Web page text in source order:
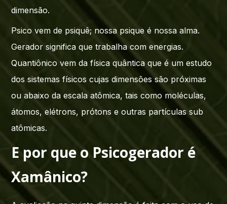
dimensão.
Psico vem de psiquê; nossa psique é nossa alma.
Gerador significa que trabalha com energias.
Quantiônico vem da física quântica que é um estudo
dos sistemas físicos cujas dimensões são próximas
ou abaixo da escala atômica, tais como moléculas,
átomos, elétrons, prótons e outras partículas sub
atômicas.
E por que o Psicogerador é
Xamânico?